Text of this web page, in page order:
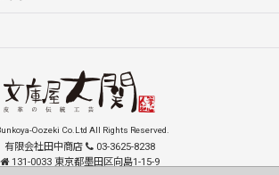
Oozeki Co.Ltd All Rights Reserved.
有限会社田中商店
03-3625-8238
131-0033 東京都墨田区向島1-15-9